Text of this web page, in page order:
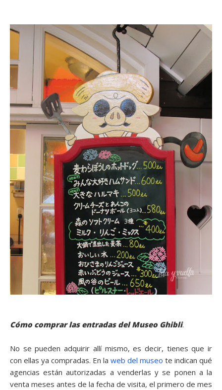
Cómo comprar las entradas del Museo Ghibli.
No se pueden adquirir allí mismo, es decir, tienes que ir
con ellas ya compradas. En la web del museo te indican qué
agencias están autorizadas a venderlas y se ponen a la
venta meses antes de la fecha de visita, el primero de mes